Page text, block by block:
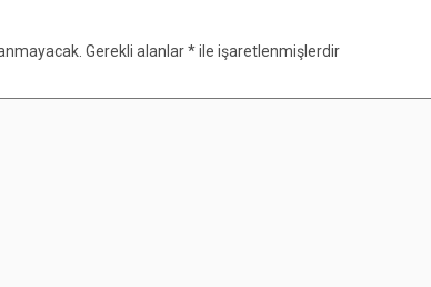
Gerekli alanlar*ile işaretlenmişlerdir